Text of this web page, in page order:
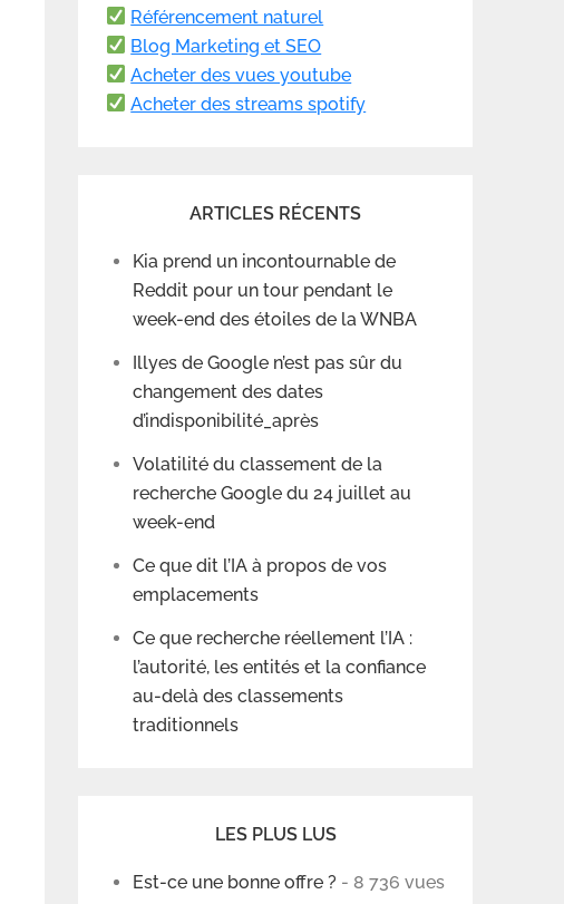
Référencement naturel
Blog Marketing et SEO
Acheter des vues youtube
Acheter des streams spotify
ARTICLES RÉCENTS
Kia prend un incontournable de
Reddit pour un tour pendant le
week-end des étoiles de la WNBA
Illyes de Google n’est pas sûr du
changement des dates
d’indisponibilité_après
Volatilité du classement de la
recherche Google du 24 juillet au
week-end
Ce que dit l’IA à propos de vos
emplacements
Ce que recherche réellement l’IA :
l’autorité, les entités et la confiance
au-delà des classements
traditionnels
LES PLUS LUS
Est-ce une bonne offre ? - 8 736 vues